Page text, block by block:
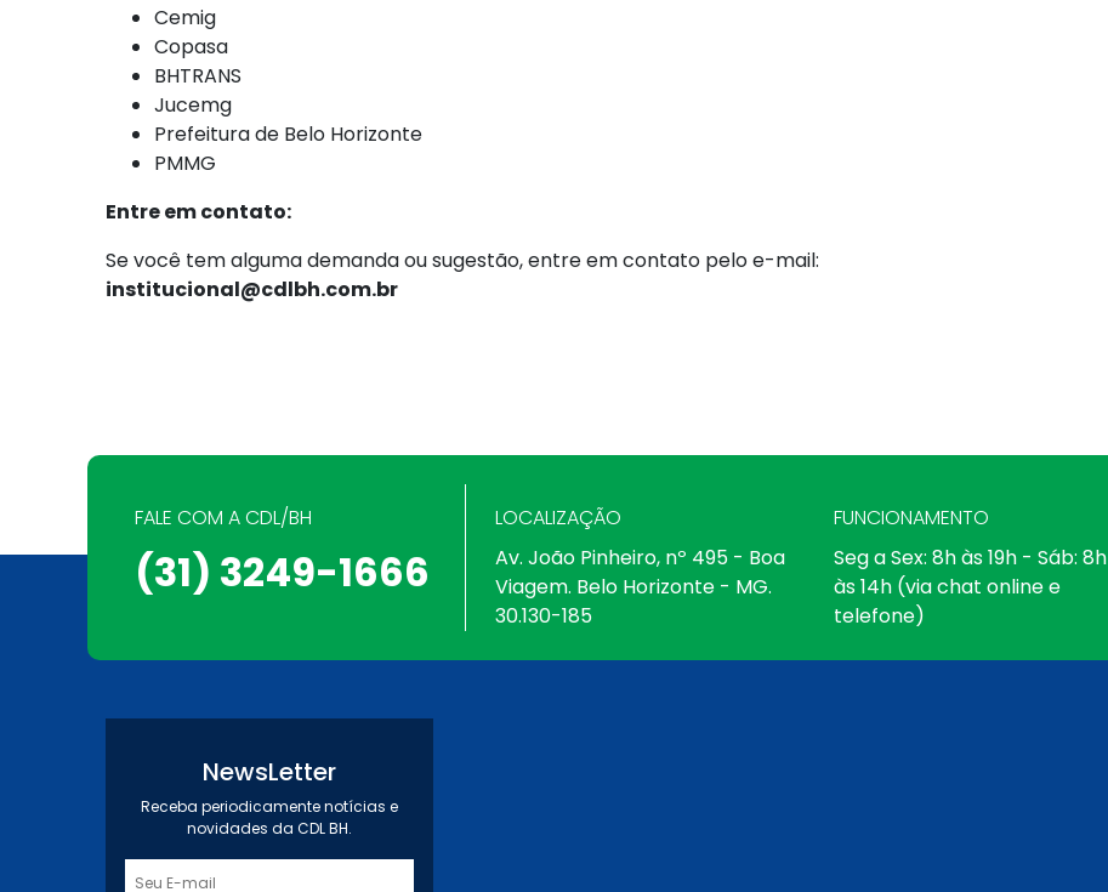
Cemig
Copasa
BHTRANS
Jucemg
Prefeitura de Belo Horizonte
PMMG
Entre em contato:
Se você tem alguma demanda ou sugestão, entre em contato pelo e-mail:
institucional@cdlbh.com.br
FALE COM A CDL/BH
(31) 3249-1666
LOCALIZAÇÃO
Av. João Pinheiro, nº 495 - Boa
Viagem. Belo Horizonte - MG.
30.130-185
FUNCIONAMENTO
Seg a Sex: 8h às 19h - Sáb: 8h
às 14h (via chat online e
telefone)
NewsLetter
Receba periodicamente notícias e
novidades da CDL BH.